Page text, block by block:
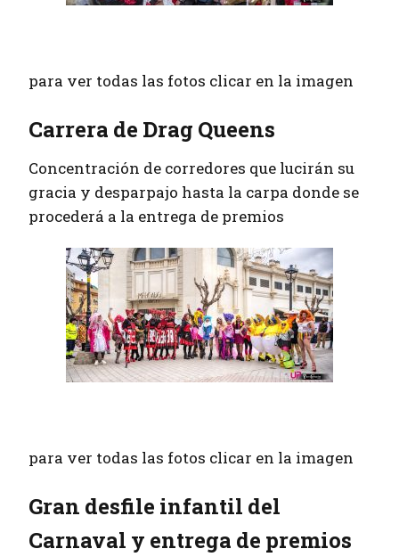
para ver todas las fotos clicar en la imagen
Carrera de Drag Queens
Concentración de corredores que lucirán su
gracia y desparpajo hasta la carpa donde se
procederá a la entrega de premios
para ver todas las fotos clicar en la imagen
Gran desfile infantil del
Carnaval y entrega de premios